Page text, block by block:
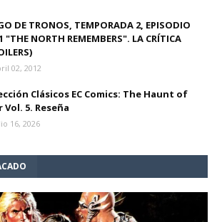
DE TRONOS, TEMPORADA 2, EPISODIO
"THE NORTH REMEMBERS". LA CRÍTICA
02, 2012
Clásicos EC Comics: The Haunt of
Vol. 5. Reseña
16, 2026